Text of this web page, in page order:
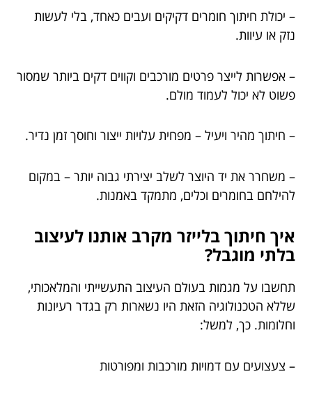
– יכולת חיתוך חומרים דקיקים ועבים כאחד, בלי לעשות
נזק או עיוות.
– אפשרות לייצר פרטים מורכבים וקווים דקים ביותר שמסור
פשוט לא יכול לעמוד מולם.
– חיתוך מהיר ויעיל – מפחית עלויות ייצור וחוסך זמן נדיר.
– משחרר את יד היוצר לשלב יצירתי גבוה יותר – במקום
להילחם בחומרים וכלים, מתמקד באמנות.
איך חיתוך בלייזר מקרב אותנו לעיצוב
בלתי מוגבל?
תחשבו על מגמות בעולם העיצוב התעשייתי והמלאכותי,
שללא הטכנולוגיה הזאת היו נשארות רק בגדר רעיונות
וחלומות. כך, למשל:
– צעצועים עם דמויות מורכבות ומפורטות